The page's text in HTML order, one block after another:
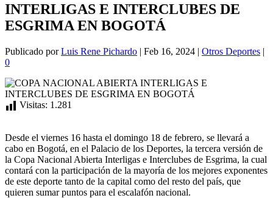
INTERLIGAS E INTERCLUBES DE
ESGRIMA EN BOGOTÁ
Publicado porLuis Rene Pichardo | Feb 16, 2024 | Otros Deportes |
0
Visitas: 1.281
Desde el viernes 16 hasta el domingo 18 de febrero, se llevará a
cabo en Bogotá, en el Palacio de los Deportes, la tercera versión de
la Copa Nacional Abierta Interligas e Interclubes de Esgrima, la cual
contará con la participación de la mayoría de los mejores exponentes
de este deporte tanto de la capital como del resto del país, que
quieren sumar puntos para el escalafón nacional.